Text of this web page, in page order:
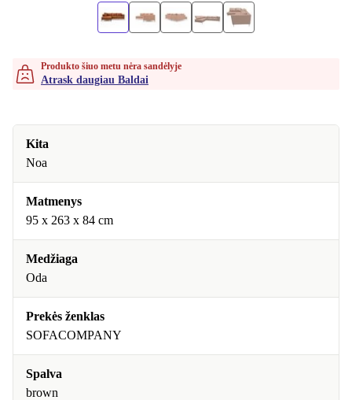
Produkto šiuo metu nėra sandėlyje
Atrask daugiau Baldai
Kita
Noa
Matmenys
95 x 263 x 84 cm
Medžiaga
Oda
Prekės ženklas
SOFACOMPANY
Spalva
brown